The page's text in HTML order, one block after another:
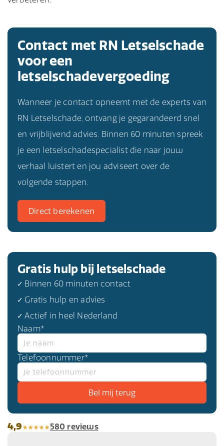
Contact met RN Letselschade
voor een
letselschadevergoeding
Wanneer je contact opneemt met de experts van
RN Letselschade, ontvang je gegarandeerd snel
en vrijblijvend advies. Binnen 60 minuten spreek
je een letselschadespecialist die naar jouw
verhaal luistert en jou adviseert over de
volgende stappen.
Direct berekenen
Gratis hulp bij letselschade
✓ Binnen 60 minuten contact
✓ Gratis hulp en advies
✓ Actief in heel Nederland
Naam*
Telefoonnummer*
4,9 580 reviews